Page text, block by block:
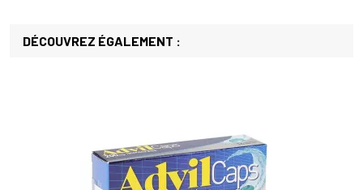
DÉCOUVREZ ÉGALEMENT :